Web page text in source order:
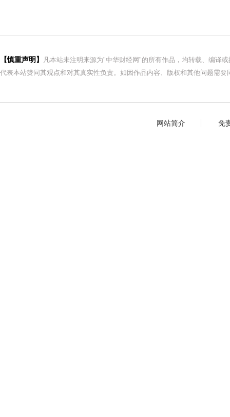
【慎重声明】
凡本站未注明来源为"中华财经网"的所有作品，均转载、编译
代表本站赞同其观点和对其真实性负责。如因作品内容、版权和其他问题需
网站简介 免